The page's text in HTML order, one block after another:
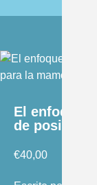
El enfoque
de
€40,00